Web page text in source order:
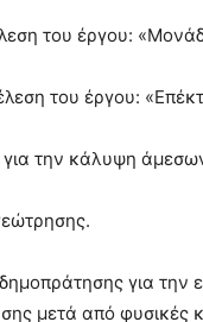
του έργου:
του έργου:
την κάλυψη
για
μετά από φυσικές